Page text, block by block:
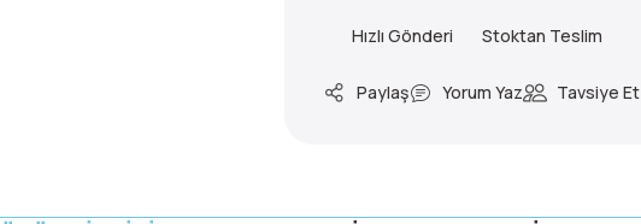
Hızlı Gönderi Stoktan Teslim
Paylaş Yorum Yaz Tavsiye Et